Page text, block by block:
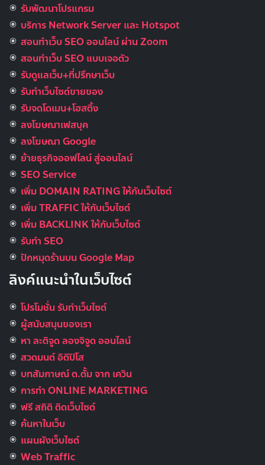
รับพัฒนาโปรแกรม
บริการ Network Server และ Hotspot
สอนทำเว็บ SEO ออนไลน์ ผ่าน Zoom
สอนทำเว็บ SEO แบบเจอตัว
รับดูแลเว็บ+ที่ปรึกษาเว็บ
รับทําเว็บไซต์ขายของ
รับจดโดเมน+โฮสติ้ง
ลงโฆษณาเฟสบุค
ลงโฆษณา Google
ย้ายธุรกิจออฟไลน์ สู่ออนไลน์
SEO Service
เพิ่ม DOMAIN RATING ให้กับเว็บไซต์
เพิ่ม TRAFFIC ให้กับเว็บไซต์
เพิ่ม BACKLINK ให้กับเว็บไซต์
รับทำ SEO
ปักหมุดร้านบน Google Map
ลิงค์แนะนำในเว็บไซต์
โปรโมชั่น รับทำเว็บไซต์
ผู้สนับสนุนของเรา
หา ละติจูด ลองจิจูด ออนไลน์
สวดมนต์ อิติปิโส
บทสัมภาษณ์ ต.ตั้ม จาก เควิน
การทำ ONLINE MARKETING
ฟรี สถิติ ติดเว็บไซต์
ค้นหาในเว็บ
แผนผังเว็บไซต์
Web Traffic